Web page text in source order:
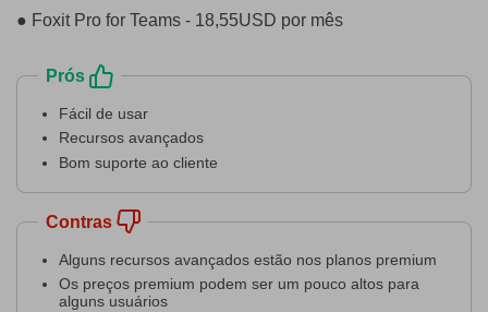
● Foxit Pro for Teams - 18,55USD por mês
Prós
Fácil de usar
Recursos avançados
Bom suporte ao cliente
Contras
Alguns recursos avançados estão nos planos premium
Os preços premium podem ser um pouco altos para
alguns usuários